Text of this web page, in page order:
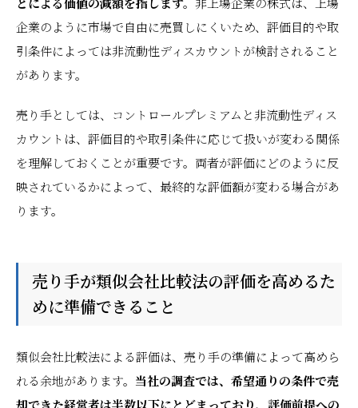
企業のように市場で自由に売買しにくいため、評価目的や取
引条件によっては非流動性ディスカウントが検討されること
があります。
売り手としては、コントロールプレミアムと非流動性ディス
カウントは、評価目的や取引条件に応じて扱いが変わる関係
を理解しておくことが重要です。両者が評価にどのように反
映されているかによって、最終的な評価額が変わる場合があ
ります。
売り手が類似会社比較法の評価を高めるた
めに準備できること
類似会社比較法による評価は、売り手の準備によって高めら
れる余地があります。 当社の調査では、希望通りの条件で売
却できた経営者は半数以下にとどまっており、評価前提への